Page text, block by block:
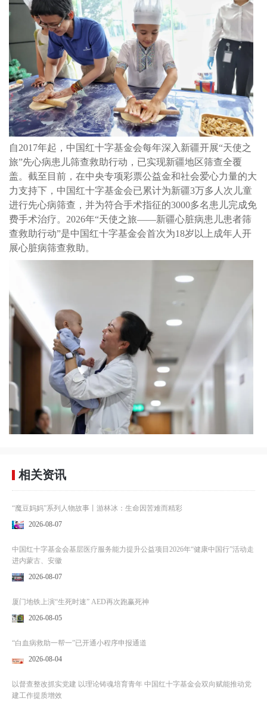
自2017年起，中国红十字基金会每年深入新疆开展“天使之
旅”先心病患儿筛查救助行动，已实现新疆地区筛查全覆
盖。截至目前，在中央专项彩票公益金和社会爱心力量的大
力支持下，中国红十字基金会已累计为新疆3万多人次儿童
进行先心病筛查，并为符合手术指征的3000多名患儿完成免
费手术治疗。2026年“天使之旅——新疆心脏病患儿患者筛
查救助行动”是中国红十字基金会首次为18岁以上成年人开
展心脏病筛查救助。
相关资讯
“魔豆妈妈”系列人物故事丨游林冰：生命因苦难而精彩
2026-08-07
中国红十字基金会基层医疗服务能力提升公益项目2026年“健康中国行”活动走
进内蒙古、安徽
2026-08-07
厦门地铁上演“生死时速” AED再次跑赢死神
2026-08-05
“白血病救助一帮一”已开通小程序申报通道
2026-08-04
以督查整改抓实党建 以理论铸魂培育青年 中国红十字基金会双向赋能推动党
建工作提质增效